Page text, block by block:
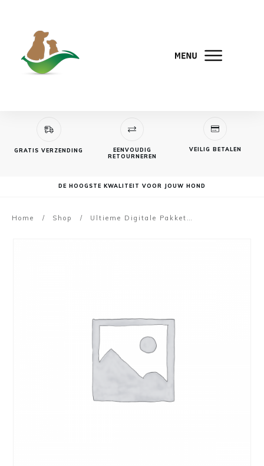
GRATIS VERZENDING
EENVOUDIG
RETOURNEREN
VEILIG BETALEN
DE HOOGSTE KWALITEIT VOOR JOUW HOND
Home / Shop / Ultieme Digitale Pakket + 14-dagen community + bonnussen PP